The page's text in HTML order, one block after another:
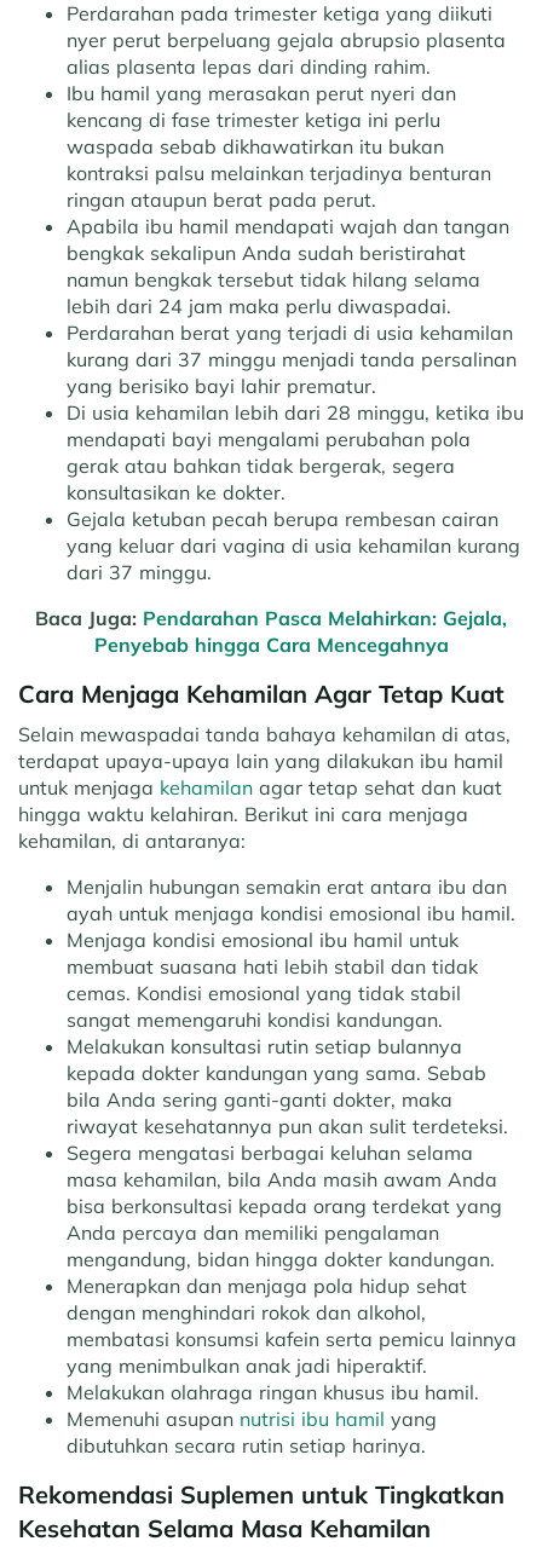
Perdarahan pada trimester ketiga yang diikuti
nyer perut berpeluang gejala abrupsio plasenta
alias plasenta lepas dari dinding rahim.
Ibu hamil yang merasakan perut nyeri dan
kencang di fase trimester ketiga ini perlu
waspada sebab dikhawatirkan itu bukan
kontraksi palsu melainkan terjadinya benturan
ringan ataupun berat pada perut.
Apabila ibu hamil mendapati wajah dan tangan
bengkak sekalipun Anda sudah beristirahat
namun bengkak tersebut tidak hilang selama
lebih dari 24 jam maka perlu diwaspadai.
Perdarahan berat yang terjadi di usia kehamilan
kurang dari 37 minggu menjadi tanda persalinan
yang berisiko bayi lahir prematur.
Di usia kehamilan lebih dari 28 minggu, ketika ibu
mendapati bayi mengalami perubahan pola
gerak atau bahkan tidak bergerak, segera
konsultasikan ke dokter.
Gejala ketuban pecah berupa rembesan cairan
yang keluar dari vagina di usia kehamilan kurang
dari 37 minggu.
Baca Juga: Pendarahan Pasca Melahirkan: Gejala,
Penyebab hingga Cara Mencegahnya
Cara Menjaga Kehamilan Agar Tetap Kuat
Selain mewaspadai tanda bahaya kehamilan di atas,
terdapat upaya-upaya lain yang dilakukan ibu hamil
untuk menjaga kehamilan agar tetap sehat dan kuat
hingga waktu kelahiran. Berikut ini cara menjaga
kehamilan, di antaranya:
Menjalin hubungan semakin erat antara ibu dan
ayah untuk menjaga kondisi emosional ibu hamil.
Menjaga kondisi emosional ibu hamil untuk
membuat suasana hati lebih stabil dan tidak
cemas. Kondisi emosional yang tidak stabil
sangat memengaruhi kondisi kandungan.
Melakukan konsultasi rutin setiap bulannya
kepada dokter kandungan yang sama. Sebab
bila Anda sering ganti-ganti dokter, maka
riwayat kesehatannya pun akan sulit terdeteksi.
Segera mengatasi berbagai keluhan selama
masa kehamilan, bila Anda masih awam Anda
bisa berkonsultasi kepada orang terdekat yang
Anda percaya dan memiliki pengalaman
mengandung, bidan hingga dokter kandungan.
Menerapkan dan menjaga pola hidup sehat
dengan menghindari rokok dan alkohol,
membatasi konsumsi kafein serta pemicu lainnya
yang menimbulkan anak jadi hiperaktif.
Melakukan olahraga ringan khusus ibu hamil.
Memenuhi asupan nutrisi ibu hamil yang
dibutuhkan secara rutin setiap harinya.
Rekomendasi Suplemen untuk Tingkatkan
Kesehatan Selama Masa Kehamilan